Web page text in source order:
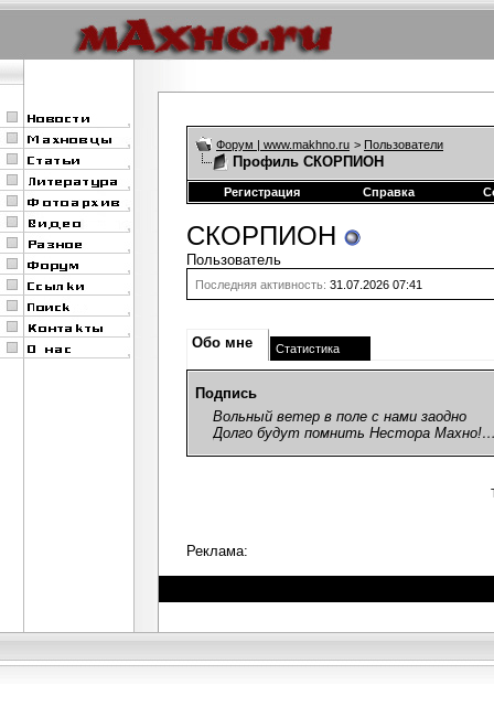
Форум | www.makhno.ru > Пользователи
Профиль СКОРПИОН
Регистрация Справка
СКОРПИОН
Пользователь
Последняя активность: 31.07.2026 07:41
Обо мне Статистика
Подпись
Вольный ветер в поле с нами заодно
Долго будут помнить Нестора
Реклама: